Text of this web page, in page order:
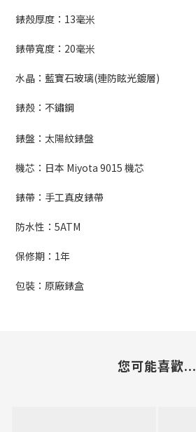
錶殼厚度：13毫米
錶帶寬度：20毫米
水晶：藍寶石玻璃(連防眩光鍍層)
錶殼：不鏽鋼
錶盤：太陽紋錶盤
機芯：日本 Miyota 9015 機芯
錶帶：手工真皮錶帶
防水性：5ATM
保修期： 1年
包裝：原廠錶盒
您可能喜歡...